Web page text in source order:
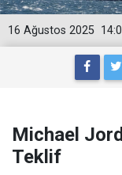
16 Ağustos 2025
Michael
Teklif